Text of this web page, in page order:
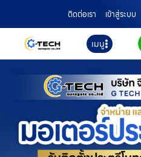
ติดต่อเรา เข้าสู่ระบบ
เมนู